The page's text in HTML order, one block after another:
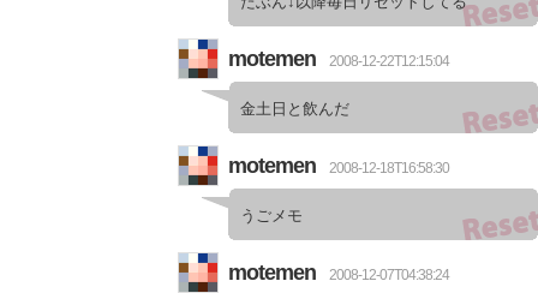
motemen 2008-12-22T12:15:04
金土日と飲んだ
motemen 2008-12-18T16:58:30
うごメモ
motemen 2008-12-07T04:38:24